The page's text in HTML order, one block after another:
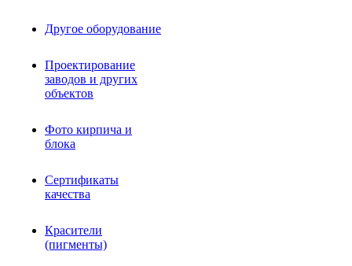
Другое оборудование
Проектирование
заводов и других
объектов
Фото кирпича и
блока
Сертификаты
качества
Красители
(пигменты)